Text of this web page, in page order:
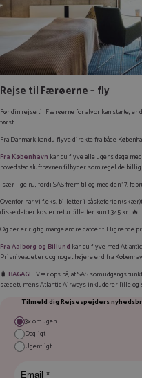
Rejse til Færøerne – fly
Før din rejse til Færøerne for alvor kan starte, er
først.
Fra Danmark kan du flyve direkte fra både
Fra København kan du flyve alle ugens dage
hovedstadslufthavnen tilbyder som regel de
Især lige nu, fordi SAS frem til og med den 17.
Ovenfor har vi f.eks. billetter i påskeferien
disse datoer koster returbilletter kun 1.345 kr.! 🔥
Og der er rigtig mange andre datoer til lignende
Fra Aalborg og Billund kan du flyve med
Prisniveauet er dog noget højere end fra
🧳 BAGAGE:Vær ops på, at SAS som
sædet), mens Atlantic Airways inkluderer lille og
Tilmeld dig Rejsespejders
3x om ugen
Dagligt
Ugentligt